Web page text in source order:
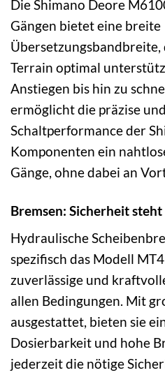
Die Shimano Deore
Gängen bietet eine breite
Übersetzungsbandbreite,
Terrain optimal
Anstiegen bis hin zu
ermöglicht die präzise
Schaltperformance der
Komponenten ein
Gänge, ohne dabei an
Bremsen: Sicherheit
Hydraulische
spezifisch das Modell
zuverlässige und
allen Bedingungen. Mit
ausgestattet, bieten sie
Dosierbarkeit und hohe
jederzeit die nötige